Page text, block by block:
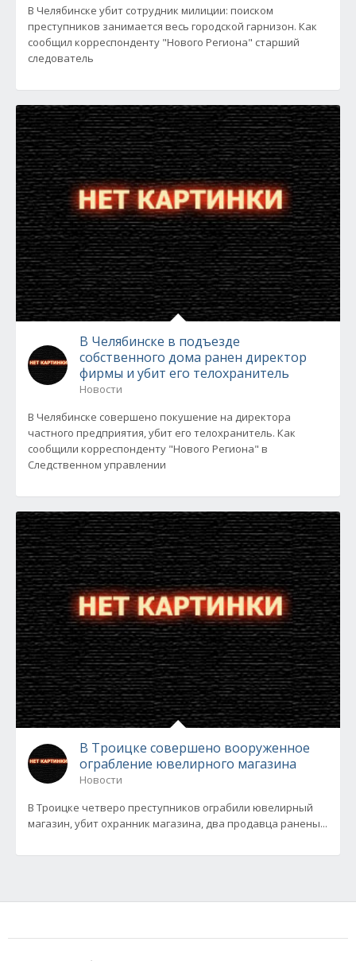
В Челябинске убит сотрудник милиции: поиском
преступников занимается весь городской гарнизон. Как
сообщил корреспонденту "Нового Региона" старший
следователь
В Челябинске в подъезде
собственного дома ранен директор
фирмы и убит его телохранитель
Новости
В Челябинске совершено покушение на директора
частного предприятия, убит его телохранитель. Как
сообщили корреспонденту "Нового Региона" в
Следственном управлении
В Троицке совершено вооруженное
ограбление ювелирного магазина
Новости
В Троицке четверо преступников ограбили ювелирный
магазин, убит охранник магазина, два продавца ранены...